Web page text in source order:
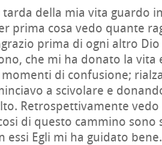
tarda della mia vita guardo
prima cosa vedo quante
prima di ogni altro
che mi ha donato la vita
di confusione;
a scivolare e
Retrospettivamente vedo
di questo cammino sono
essi Egli mi ha guidato bene.